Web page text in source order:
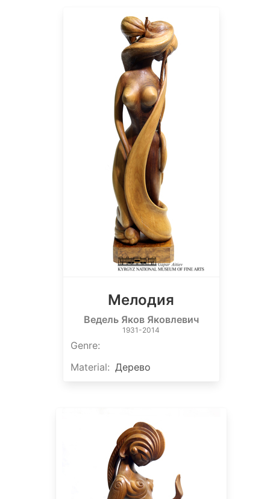
Мелодия
Ведель Яков Яковлевич
1931-2014
Genre:
Material: Дерево